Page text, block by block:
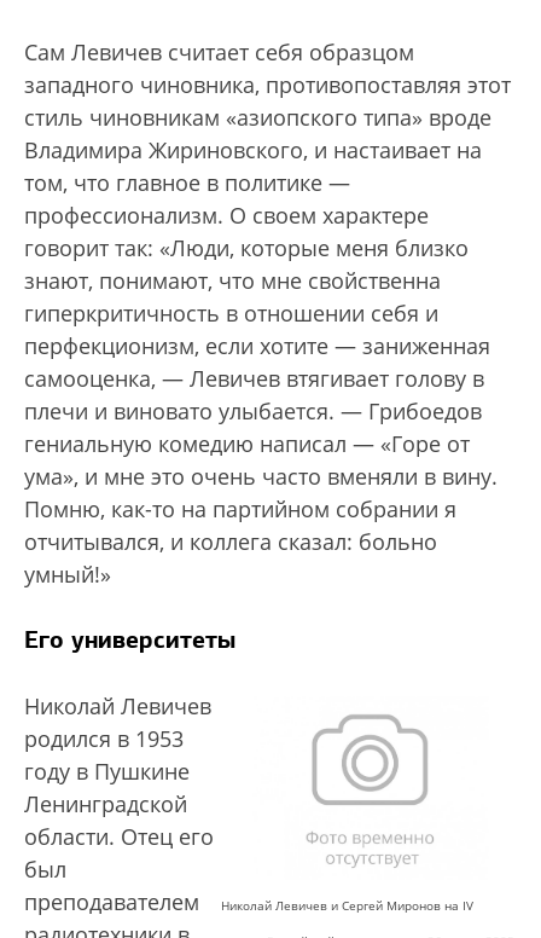
Сам Левичев считает себя образцом
западного чиновника, противопоставляя этот
стиль чиновникам «азиопского типа» вроде
Владимира Жириновского, и настаивает на
том, что главное в политике —
профессионализм. О своем характере
говорит так: «Люди, которые меня близко
знают, понимают, что мне свойственна
гиперкритичность в отношении себя и
перфекционизм, если хотите — заниженная
самооценка, — Левичев втягивает голову в
плечи и виновато улыбается. — Грибоедов
гениальную комедию написал — «Горе от
ума», и мне это очень часто вменяли в вину.
Помню, как-то на партийном собрании я
отчитывался, и коллега сказал: больно
умный!»
Его университеты
Николай Левичев и Сергей Миронов на IV
Николай Левичев
родился в 1953
году в Пушкине
Ленинградской
области. Отец его
был
преподавателем